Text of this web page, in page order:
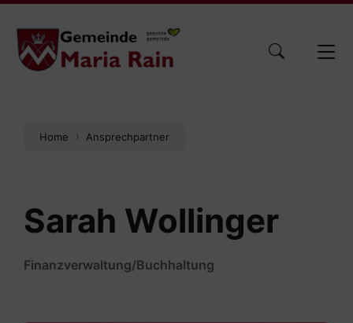
Skip
content
Skip
main
navigation
Skip
footer
Home Ansprechpartner
Sarah Wollinger
Finanzverwaltung/Buchhaltung